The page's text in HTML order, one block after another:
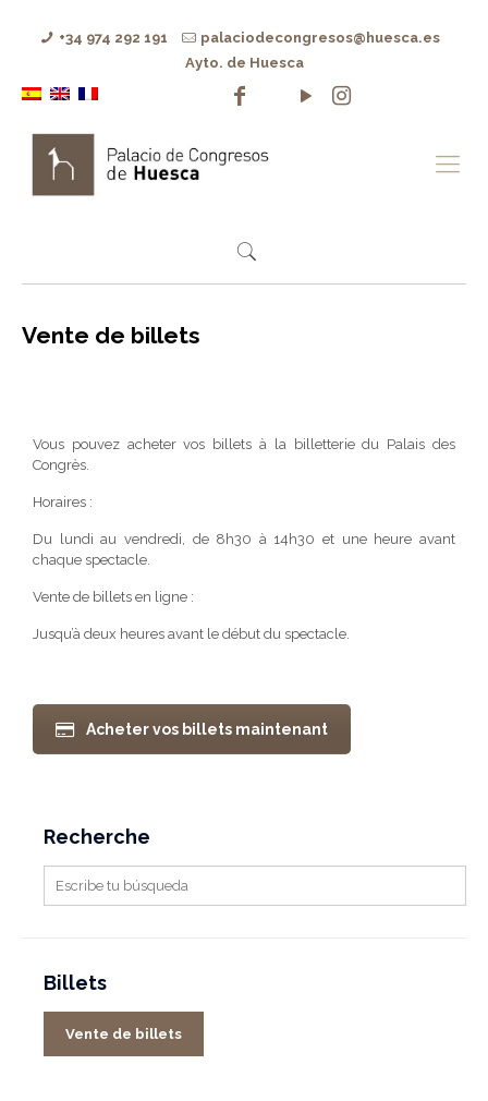
+34 974 292 191
palaciodecongresos@huesca.es
Ayto. de Huesca
Vente de billets
Vous pouvez acheter vos billets à la billetterie du Palais des
Congrès.
Horaires :
Du lundi au vendredi, de 8h30 à 14h30 et une heure avant
chaque spectacle.
Vente de billets en ligne :
Jusqu’à deux heures avant le début du spectacle.
Acheter vos billets maintenant
Recherche
Billets
Vente de billets